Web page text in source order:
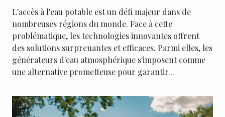
L'accès à l'eau potable est un défi majeur dans de
nombreuses régions du monde. Face à cette
problématique, les technologies innovantes offrent
des solutions surprenantes et efficaces. Parmi elles, les
générateurs d'eau atmosphérique s'imposent comme
une alternative prometteuse pour garantir...